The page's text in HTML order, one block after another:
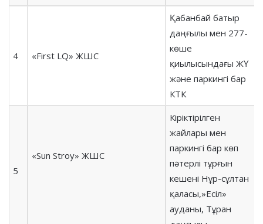
4 «First LQ» ЖШС
Қабанбай батыр
даңғылы мен 277-
көше
қиылысындағы ЖҮ
және паркингі бар
КТК
5
«Sun Stroy» ЖШС
Кіріктірілген
жайлары мен
паркингі бар көп
пәтерлі тұрғын
кешені Нұр-сұлтан
қаласы,»Есіл»
ауданы, Тұран